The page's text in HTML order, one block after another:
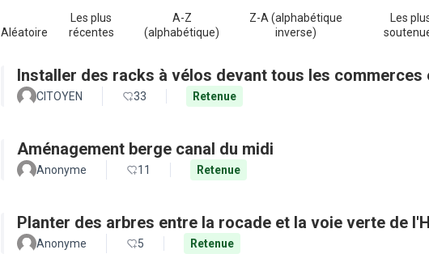
Aléatoire
Les plus
récentes
A-Z
(alphabétique)
Z-A (alphabétique
inverse)
Les
Installer des racks à vélos devant tous les commerces
CITOYEN 33 Retenue
Aménagement berge canal du midi
Anonyme 11 Retenue
Planter des arbres entre la rocade et la voie verte de
Anonyme 5 Retenue